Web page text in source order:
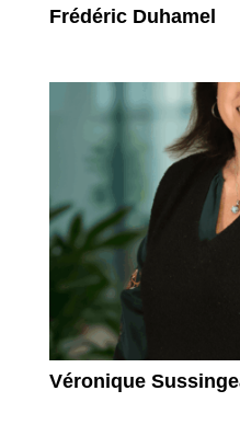
Frédéric Duhamel
Véronique